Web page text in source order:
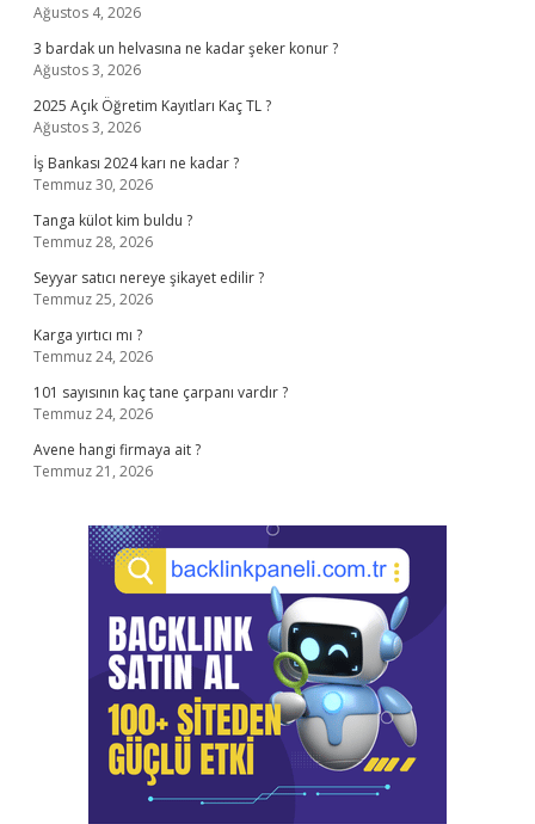
Ağustos 4, 2026
3 bardak un helvasına ne kadar şeker konur ?
Ağustos 3, 2026
2025 Açık Öğretim Kayıtları Kaç TL ?
Ağustos 3, 2026
İş Bankası 2024 karı ne kadar ?
Temmuz 30, 2026
Tanga külot kim buldu ?
Temmuz 28, 2026
Seyyar satıcı nereye şikayet edilir ?
Temmuz 25, 2026
Karga yırtıcı mı ?
Temmuz 24, 2026
101 sayısının kaç tane çarpanı vardır ?
Temmuz 24, 2026
Avene hangi firmaya ait ?
Temmuz 21, 2026